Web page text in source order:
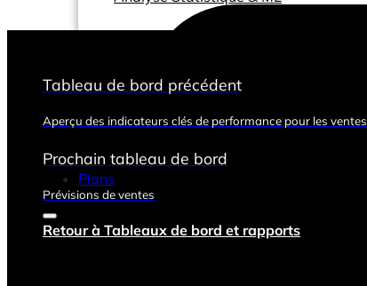
Plans
Tableau de bord précédent
Aperçu des indicateurs clés de performance pour les ventes
Prochain tableau de bord
Prévisions de ventes
Retour à Tableaux de bord et rapports